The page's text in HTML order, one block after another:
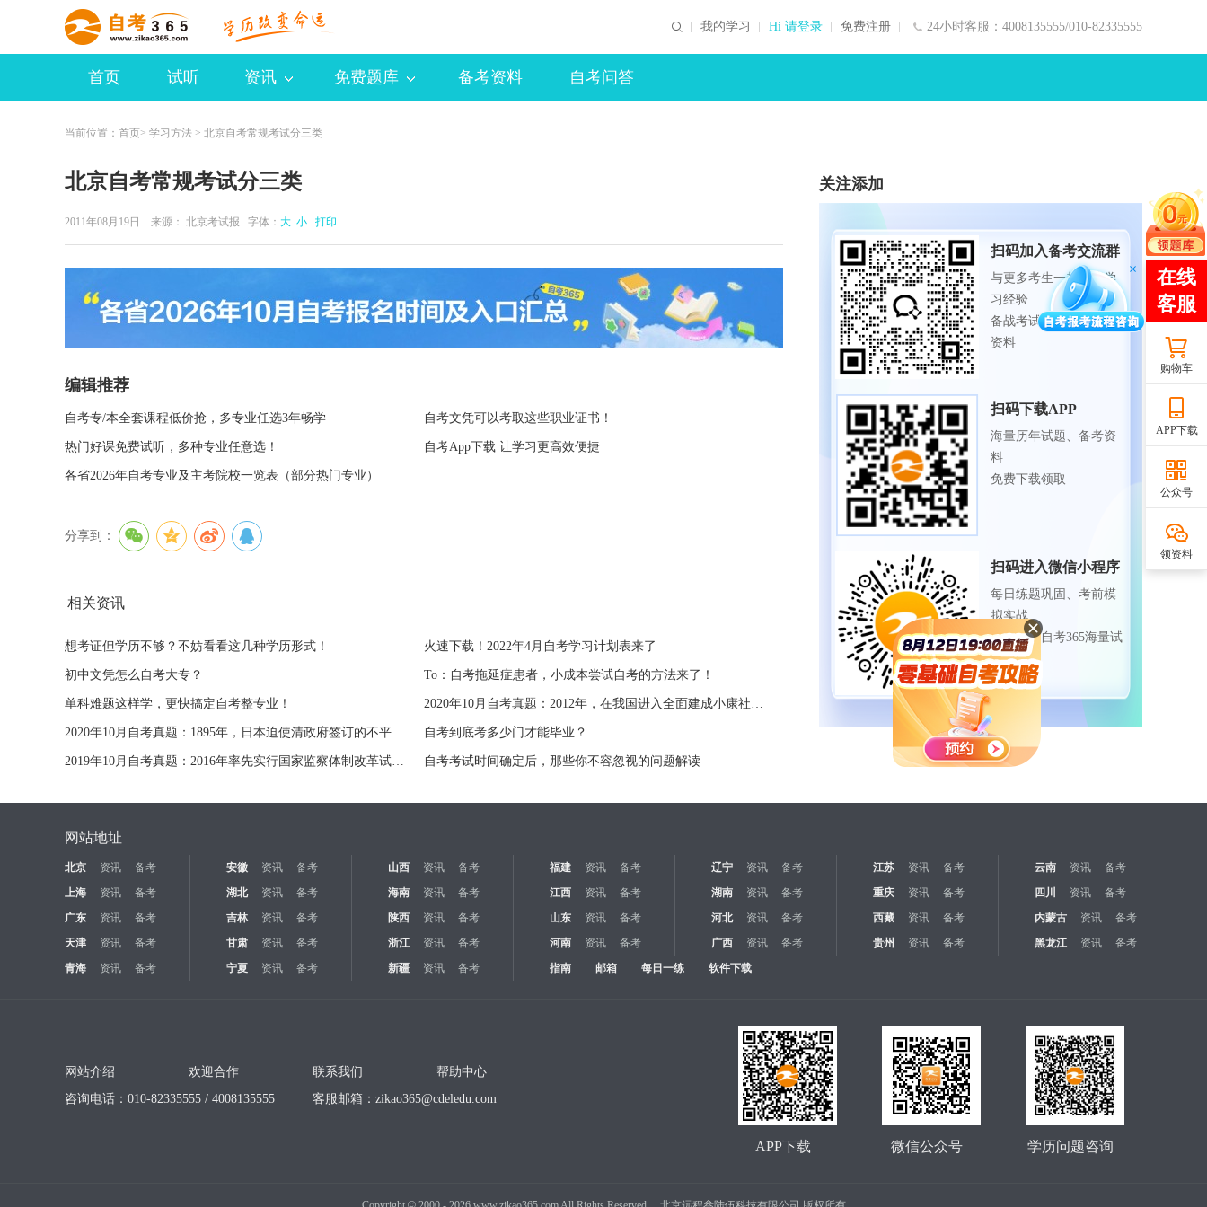
24小时客服：4008135555/010-82335555
我的学习 Hi 请登录 免费注册
首页 试听 资讯 免费题库 备考资料 自考问答
当前位置： 首页> 学习方法 > 北京自考常规考试分三类
北京自考常规考试分三类
2011年08月19日 来源： 北京考试报 字体： 大 小 打印
编辑推荐
自考专/本全套课程低价抢，多专业任选3年畅学 自考文凭可以考取这些职业证书！
热门好课免费试听，多种专业任意选！ 自考App下载 让学习更高效便捷
各省2026年自考专业及主考院校一览表（部分热门专业）
分享到：
相关资讯
想考证但学历不够？不妨看看这几种学历形式！ 火速下载！2022年4月自考学习计划表来了
初中文凭怎么自考大专？ To：自考拖延症患者，小成本尝试自考的方法来了！
单科难题这样学，更快搞定自考整专业！ 2020年10月自考真题：2012年，在我国进入全面建成小康社会决定性阶段召开的重要会议是
2020年10月自考真题：1895年，日本迫使清政府签订的不平等条约是 自考到底考多少门才能毕业？
2019年10月自考真题：2016年率先实行国家监察体制改革试点的省级地方单位是 自考考试时间确定后，那些你不容忽视的问题解读
关注添加
扫码加入备考交流群
与更多考生一起交流学
习经验
备战考试，获取试题及
资料
扫码下载APP
海量历年试题、备考资
料
免费下载领取
扫码进入微信小程序
每日练题巩固、考前模
拟实战
免费体验自考365海量试
题
购物车
APP下载
公众号
领资料
网站地址
北京 资讯 备考 安徽 资讯 备考 山西 资讯 备考 福建 资讯 备考 辽宁 资讯 备考 江苏 资讯 备考 云南 资讯
备考
上海
资讯 备考 湖北 资讯 备考 海南 资讯 备考 江西 资讯 备考 湖南 资讯 备考 重庆 资讯 备考 四川 资讯
备考
广东
资讯 备考 吉林 资讯 备考 陕西 资讯 备考 山东 资讯 备考 河北 资讯 备考 西藏 资讯 备考 内蒙古 资讯
备考
天津
资讯 备考 甘肃 资讯 备考 浙江 资讯 备考 河南 资讯 备考 广西 资讯 备考 贵州 资讯 备考 黑龙江 资讯
备考
青海
资讯 备考 宁夏 资讯 备考 新疆 资讯 备考 指南 邮箱 每日一练 软件下载
网站介绍 欢迎合作 联系我们
帮助中心
咨询电话：010-82335555 / 4008135555
客服邮箱： zikao365@cdeledu.com
学历问题咨询
微信公众号
APP下载